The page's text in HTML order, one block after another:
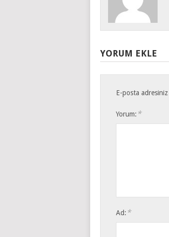
YORUM EKLE
E-posta adresiniz
Yorum: *
Ad: *